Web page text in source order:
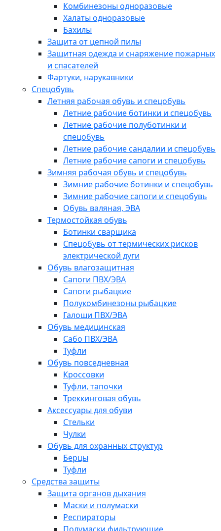
Комбинезоны одноразовые
Халаты одноразовые
Бахилы
Защита от цепной пилы
Защитная одежда и снаряжение пожарных
и спасателей
Фартуки, нарукавники
Спецобувь
Летняя рабочая обувь и спецобувь
Летние рабочие ботинки и спецобувь
Летние рабочие полуботинки и
спецобувь
Летние рабочие сандалии и спецобувь
Летние рабочие сапоги и спецобувь
Зимняя рабочая обувь и спецобувь
Зимние рабочие ботинки и спецобувь
Зимние рабочие сапоги и спецобувь
Обувь валяная, ЭВА
Термостойкая обувь
Ботинки сварщика
Спецобувь от термических рисков
электрической дуги
Обувь влагозащитная
Сапоги ПВХ/ЭВА
Сапоги рыбацкие
Полукомбинезоны рыбацкие
Галоши ПВХ/ЭВА
Обувь медицинская
Сабо ПВХ/ЭВА
Туфли
Обувь повседневная
Кроссовки
Туфли, тапочки
Треккинговая обувь
Аксессуары для обуви
Стельки
Чулки
Обувь для охранных структур
Берцы
Туфли
Средства защиты
Защита органов дыхания
Маски и полумаски
Респираторы